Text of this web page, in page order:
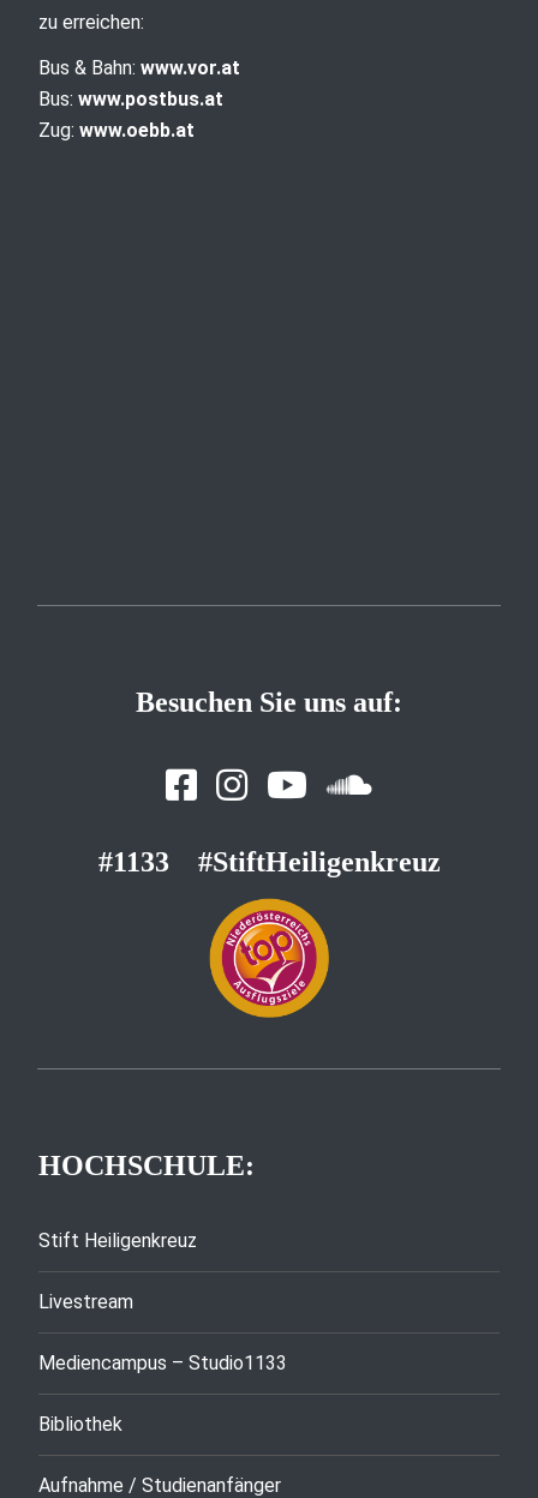
zu erreichen:
Bus & Bahn: www.vor.at
Bus: www.postbus.at
Zug: www.oebb.at
Besuchen Sie uns auf:
#1133 #StiftHeiligenkreuz
HOCHSCHULE:
Stift Heiligenkreuz
Livestream
Mediencampus – Studio1133
Bibliothek
Aufnahme / Studienanfänger